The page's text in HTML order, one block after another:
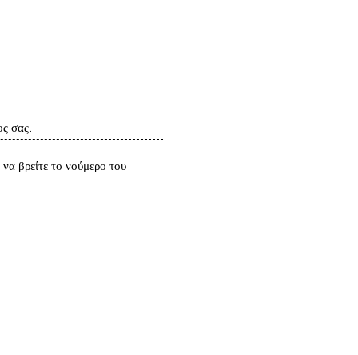
σας.
βρείτε το νούμερο του